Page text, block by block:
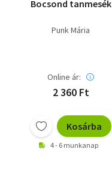
Bocsond tanmesék
Punk Mária
Online ár:
2 360 Ft
Kosárba
4 - 6 munkanap